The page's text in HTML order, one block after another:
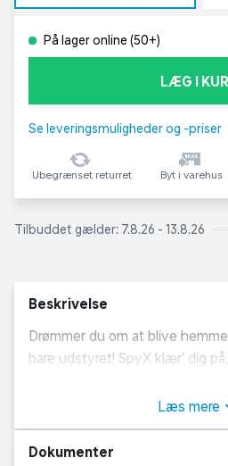
På lager online (50+)
LÆG I
Se leveringsmuligheder og -priser
Ubegrænset returret Byt i varehus
Tilbuddet gælder: 7.8.26 - 13.8.26
Beskrivelse
Drømmer du om at blive
bare udstyret! SpyX klær’ dig
undercover kommunikation og
Walkie Talkies kan du
spionkollegaer, når I er på en
Læs mere
Dokumenter